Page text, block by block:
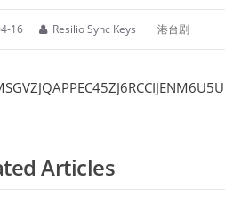
16 Resilio Sync Keys 港台剧
Articles